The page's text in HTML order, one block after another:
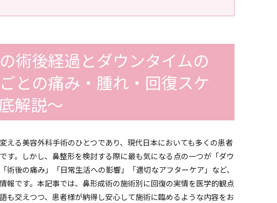
術後経過とダウンタイムの
との痛み・腫れ・回復スケ
解説〜
える美容外科手術のひとつであり、現代日本においても多くの患者
す。しかし、鼻整形を検討する際に最も気になる点の一つが「ダウ
術後の痛み」「日常生活への影響」「適切なアフターケア」など、
報です。本記事では、鼻形成術の施術別に回復の実情を医学的観点
も交えつつ、患者様が納得し安心して施術に臨めるような内容をお